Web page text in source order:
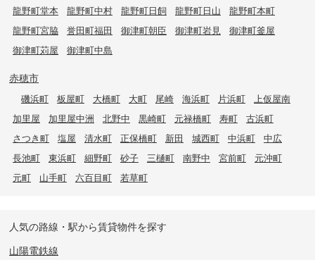
龍野町堂本
龍野町中村 龍野町日飼 龍野町日山
龍野町本町
龍野町宮脇
誉田町福田 御津町朝臣 御津町岩見
御津町釜屋
御津町苅屋
御津町中島
赤穂市
磯浜町 板屋町 大橋町 大町 尾崎 海浜町 片浜町
上仮屋南
加里屋
加里屋中洲 北野中 黒崎町 元禄橋町 寿町
古浜町
さつき町
塩屋 清水町 正保橋町 新田 城西町 中浜町
中広
長池町
東浜町 細野町 砂子 三樋町 南野中 宮前町
元沖町
元町
山手町 六百目町 若草町
人気の路線・駅から賃貸物件を探す
山陽電鉄線